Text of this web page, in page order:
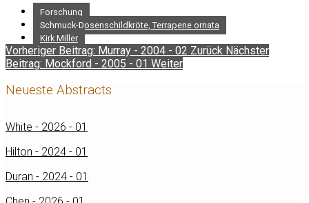
Forschung
Schmuck-Dosenschildkröte, Terrapene ornata
Kirk Miller
Vorheriger Beitrag: Murray - 2004 - 02 Zurück Nächster
Beitrag: Mockford - 2005 - 01 Weiter
Neueste Abstracts
White - 2026 - 01
Hilton - 2024 - 01
Duran - 2024 - 01